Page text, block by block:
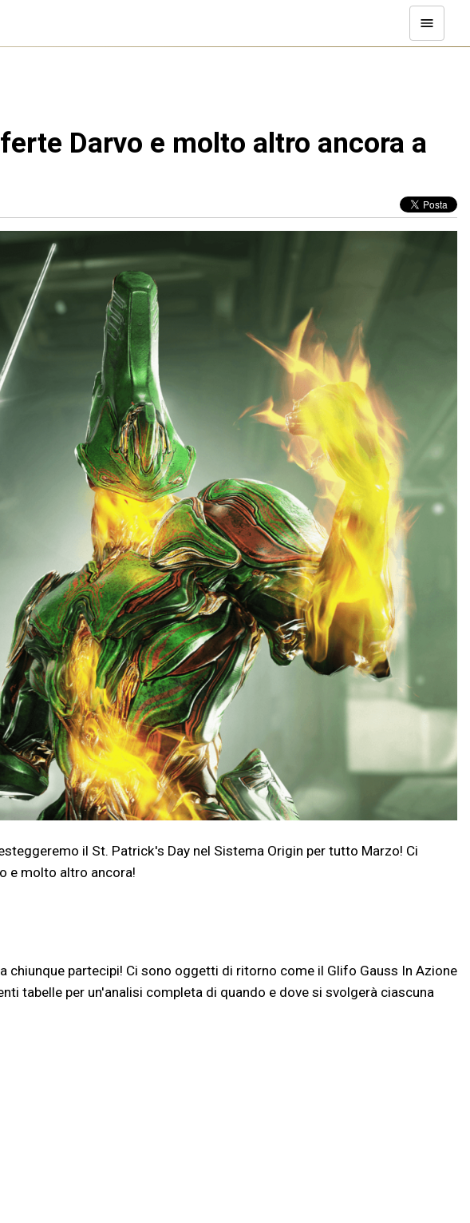
Darvo e molto altro ancora a
il St. Patrick's Day nel Sistema Origin per tutto Marzo! Ci
e molto altro ancora!
partecipi! Ci sono oggetti di ritorno come il Glifo Gauss In Azione
tabelle per un'analisi completa di quando e dove si svolgerà ciascuna